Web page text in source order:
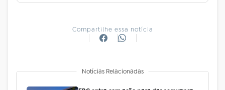
Compartilhe essa notícia
Notícias Relacionadas